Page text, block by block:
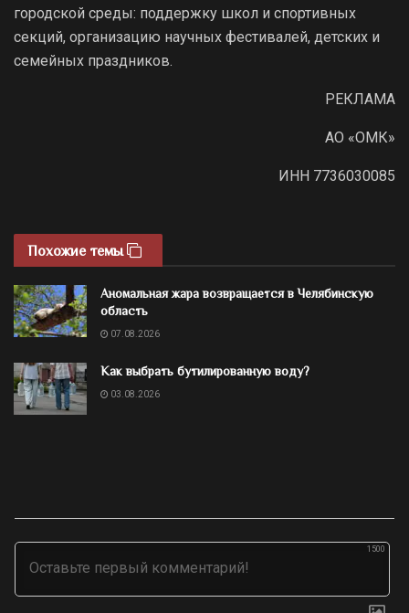
городской среды: поддержку школ и спортивных
секций, организацию научных фестивалей, детских и
семейных праздников.
РЕКЛАМА
АО «ОМК»
ИНН 7736030085
Похожие темы
Аномальная жара возвращается в Челябинскую
область
07.08.2026
Как выбрать бутилированную воду?
03.08.2026
1500